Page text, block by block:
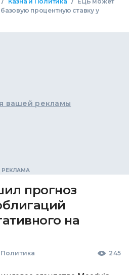
процентную ставку у
вашей рекламы
прогноз
на
245